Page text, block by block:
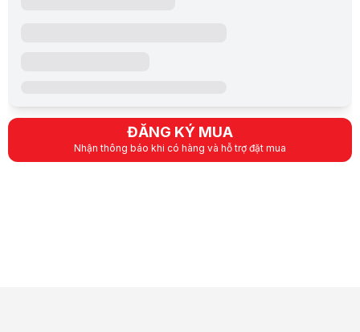
ĐĂNG KÝ MUA
Nhận thông báo khi có hàng và hỗ trợ đặt mua